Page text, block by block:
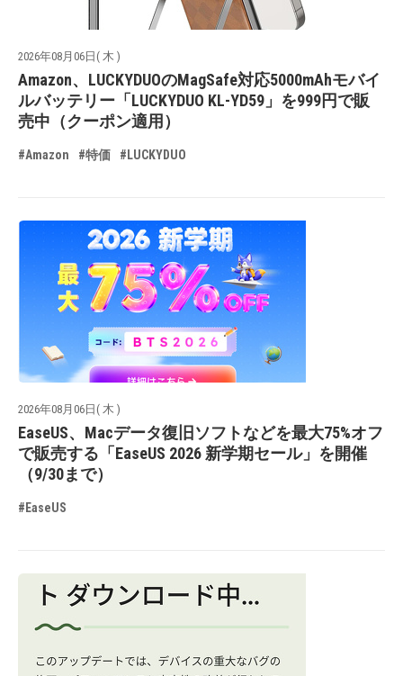
2026年08月06日( 木 )
Amazon、LUCKYDUOのMagSafe対応5000mAhモバイ
ルバッテリー「LUCKYDUO KL-YD59」を999円で販
売中（クーポン適用）
#Amazon #特価 #LUCKYDUO
2026年08月06日( 木 )
EaseUS、Macデータ復旧ソフトなどを最大75%オフ
で販売する「EaseUS 2026 新学期セール」を開催
（9/30まで）
#EaseUS